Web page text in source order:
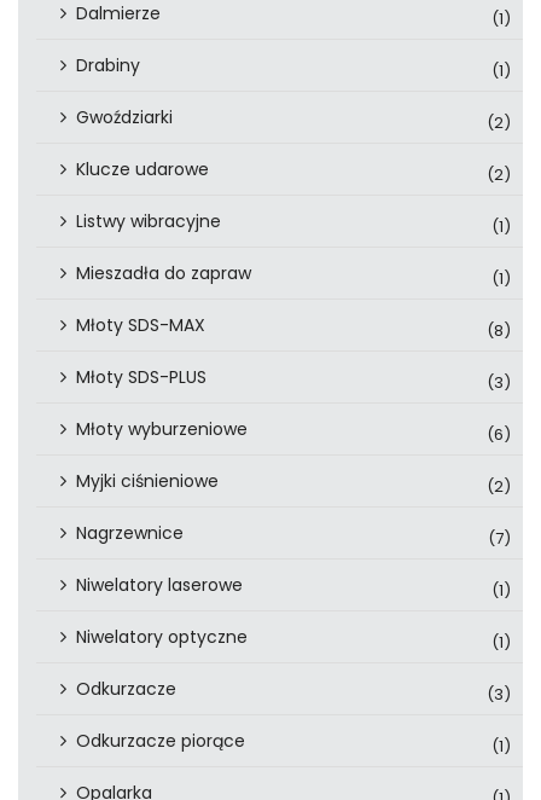
Dalmierze (1)
Drabiny (1)
Gwoździarki (2)
Klucze udarowe (2)
Listwy wibracyjne (1)
Mieszadła do zapraw (1)
Młoty SDS-MAX (8)
Młoty SDS-PLUS (3)
Młoty wyburzeniowe (6)
Myjki ciśnieniowe (2)
Nagrzewnice (7)
Niwelatory laserowe (1)
Niwelatory optyczne (1)
Odkurzacze (3)
Odkurzacze piorące (1)
Opalarka